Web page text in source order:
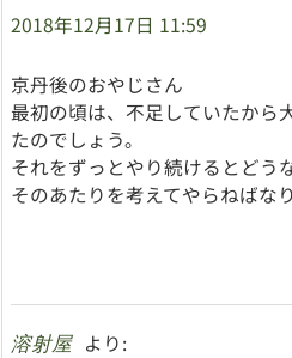
2018年12月17日 11:59
京丹後のおやじさん
最初の頃は、不足していたから
たのでしょう。
それをずっとやり続けるとどう
そのあたりを考えてやらねばな
溶射屋
より: